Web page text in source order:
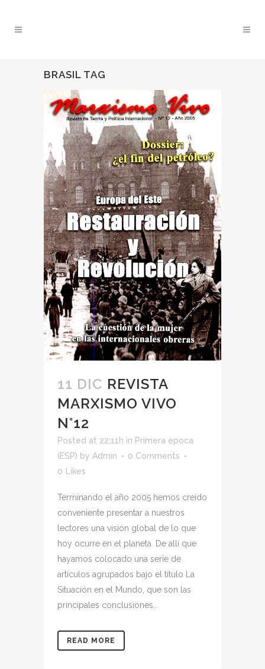
BRASIL TAG
11 DIC REVISTA
MARXISMO VIVO
N°12
Posted at 22:11h in Primera época
(ESP) by Admin
0 Comments
0 Likes
Terminando el año 2005 hemos creído
conveniente presentar a nuestros
lectores una visión global de lo que
hoy ocurre en el planeta. De allí que
hayamos colocado una serie de
artículos agrupados bajo el título La
Situación en el Mundo, que son las
principales conclusiones...
READ MORE